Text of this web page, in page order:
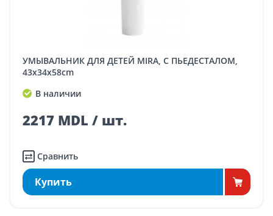
УМЫВАЛЬНИК ДЛЯ ДЕТЕЙ MIRA, С ПЬЕДЕСТАЛОМ,
43x34x58cm
В наличии
2217 MDL / шт.
Сравнить
Купить